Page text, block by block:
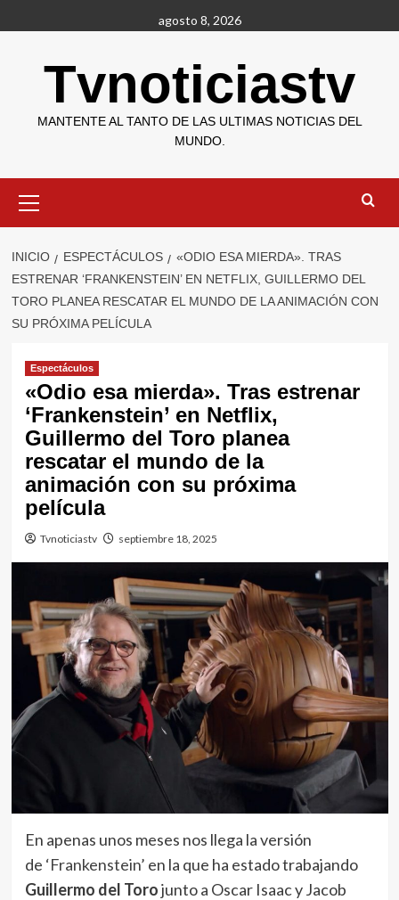
al
agosto 8, 2026
Tvnoticiastv
MANTENTE AL TANTO DE LAS ULTIMAS NOTICIAS DEL
MUNDO.
primario
INICIO ESPECTÁCULOS
«ODIO ESA MIERDA». TRAS
ESTRENAR ‘FRANKENSTEIN’ EN NETFLIX, GUILLERMO DEL
TORO PLANEA RESCATAR EL MUNDO DE LA ANIMACIÓN CON
SU PRÓXIMA PELÍCULA
Espectáculos
«Odio esa mierda». Tras estrenar
‘Frankenstein’ en Netflix,
Guillermo del Toro planea
rescatar el mundo de la
animación con su próxima
película
Tvnoticiastv septiembre 18, 2025
En apenas unos meses nos llega la versión
de ‘Frankenstein’ en la que ha estado trabajando
Guillermo del Torojunto a Oscar Isaac y Jacob